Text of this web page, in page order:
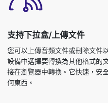
支持下拉盒/上傳文件
設備中選擇要轉換為其他格式的
何東西。